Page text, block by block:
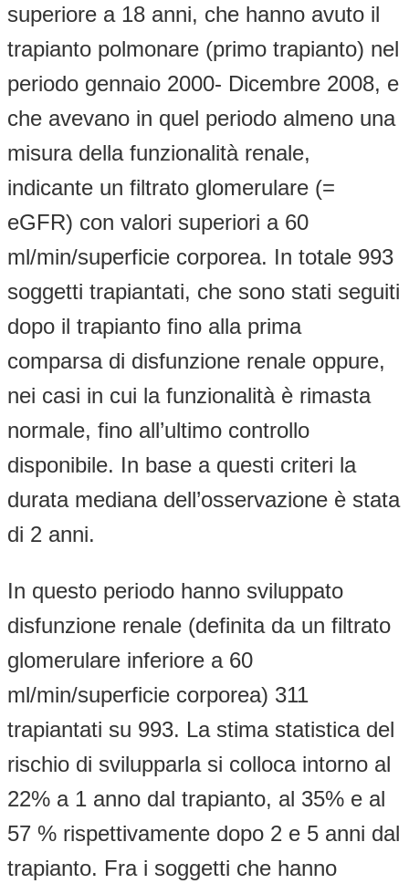
superiore a 18 anni, che hanno avuto il
trapianto polmonare (primo trapianto) nel
periodo gennaio 2000- Dicembre 2008, e
che avevano in quel periodo almeno una
misura della funzionalità renale,
indicante un filtrato glomerulare (=
eGFR) con valori superiori a 60
ml/min/superficie corporea. In totale 993
soggetti trapiantati, che sono stati seguiti
dopo il trapianto fino alla prima
comparsa di disfunzione renale oppure,
nei casi in cui la funzionalità è rimasta
normale, fino all’ultimo controllo
disponibile. In base a questi criteri la
durata mediana dell’osservazione è stata
di 2 anni.
In questo periodo hanno sviluppato
disfunzione renale (definita da un filtrato
glomerulare inferiore a 60
ml/min/superficie corporea) 311
trapiantati su 993. La stima statistica del
rischio di svilupparla si colloca intorno al
22% a 1 anno dal trapianto, al 35% e al
57 % rispettivamente dopo 2 e 5 anni dal
trapianto. Fra i soggetti che hanno